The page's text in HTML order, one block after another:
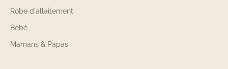
Robe d'allaitement
Bébé
Mamans & Papas